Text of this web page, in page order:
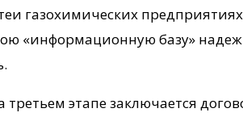
газохимических
«информационную базу»
этапе заключается